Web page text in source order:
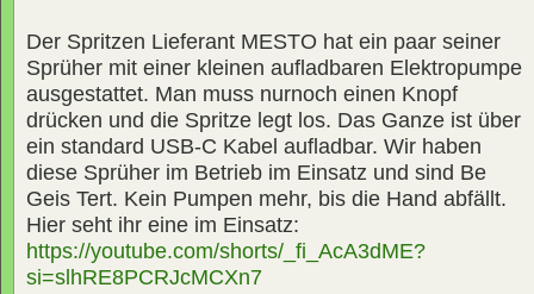
Der Spritzen Lieferant MESTO hat ein paar seiner
Sprüher mit einer kleinen aufladbaren Elektropumpe
ausgestattet. Man muss nurnoch einen Knopf
drücken und die Spritze legt los. Das Ganze ist über
ein standard USB-C Kabel aufladbar. Wir haben
diese Sprüher im Betrieb im Einsatz und sind Be
Geis Tert. Kein Pumpen mehr, bis die Hand abfällt.
Hier seht ihr eine im Einsatz:
https://youtube.com/shorts/_fi_AcA3dME?
si=slhRE8PCRJcMCXn7